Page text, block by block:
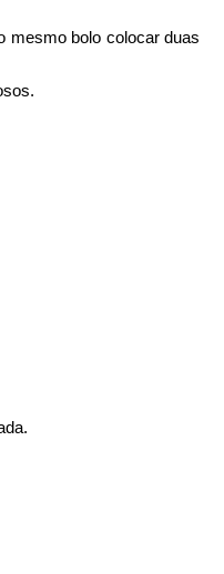
mesmo bolo colocar duas